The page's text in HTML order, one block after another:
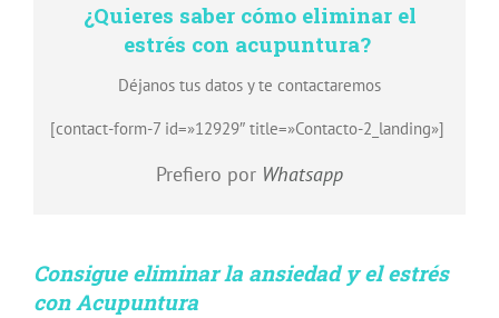
¿Quieres saber cómo eliminar el
estrés con acupuntura?
Déjanos tus datos y te contactaremos
[contact-form-7 id=»12929″ title=»Contacto-2_landing»]
Prefiero por Whatsapp
Consigue eliminar la ansiedad y el estrés
con Acupuntura